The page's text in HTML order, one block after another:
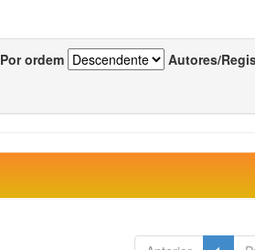
Por ordem Autores/